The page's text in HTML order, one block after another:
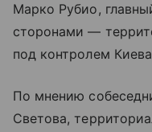
Марко Рубио,
сторонами —
под контролем
По мнению
Светова,